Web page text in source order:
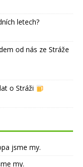
letech?
od nás ze Stráže
o Stráži
jsme my.
my.